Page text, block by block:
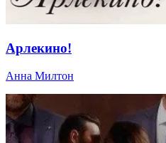
Арлекино!
Анна Милтон